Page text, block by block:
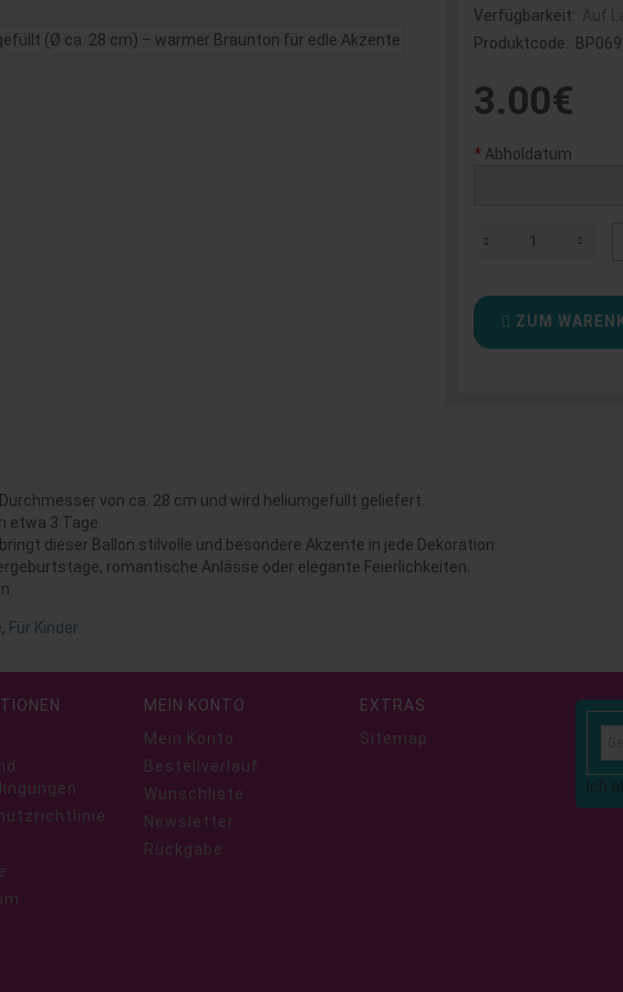
Verfügbarkeit: Auf
Produktcode:
3.00€
Abholdatum
ZUM
von ca. 28 cm und wird heliumgefüllt geliefert.
etwa 3 Tage.
dieser Ballon stilvolle und besondere Akzente in jede Dekoration.
romantische Anlässe oder elegante Feierlichkeiten.
, Für Kinder
MEIN KONTO
Mein Konto
Bestellverlauf
Wunschliste
Newsletter
Rückgabe
EXTRAS
Sitemap
Ich